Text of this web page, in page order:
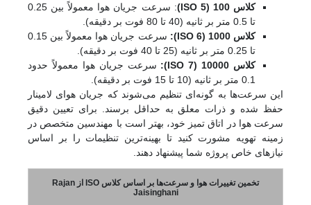
کلاس 100 (ISO 5)
: سرعت جریان هوا معمولاً بین 0.25
تا 0.5 متر بر ثانیه (40 تا 80 فوت بر دقیقه).
کلاس 1000 (ISO 6):
سرعت جریان هوا معمولاً بین 0.15
تا 0.25 متر بر ثانیه (25 تا 40 فوت بر دقیقه).
کلاس 10000 (ISO 7):
سرعت جریان هوا معمولاً حدود
0.1 متر بر ثانیه (10 تا 15 فوت بر دقیقه).
این سرعت‌ها به گونه‌ای تنظیم می‌شوند که جریان هوای لامینار
حفظ شده و ذرات معلق به حداقل برسند. برای تعیین دقیق
سرعت هوا در اتاق تمیز خود، بهتر است با مهندسین متخصص در
زمینه تهویه مشورت کنید تا بهینه‌ترین تنظیمات را بر اساس
نیازهای خاص پروژه شما پیشنهاد دهند.
تخمین تغییرات هوا و سرعت‌ها بر اساس کلاس ISO از Rajan
Jaisinghani